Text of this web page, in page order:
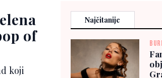
of
koji
Najčitanije